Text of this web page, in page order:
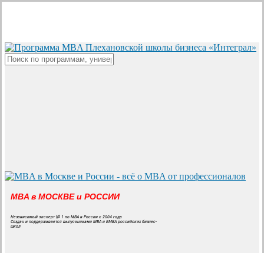
content
MBA в МОСКВЕ и РОССИИ
Независимый эксперт № 1 по MBA в России с 2004 года
Создан и поддерживается выпускниками MBA и EMBA российских бизнес-
школ